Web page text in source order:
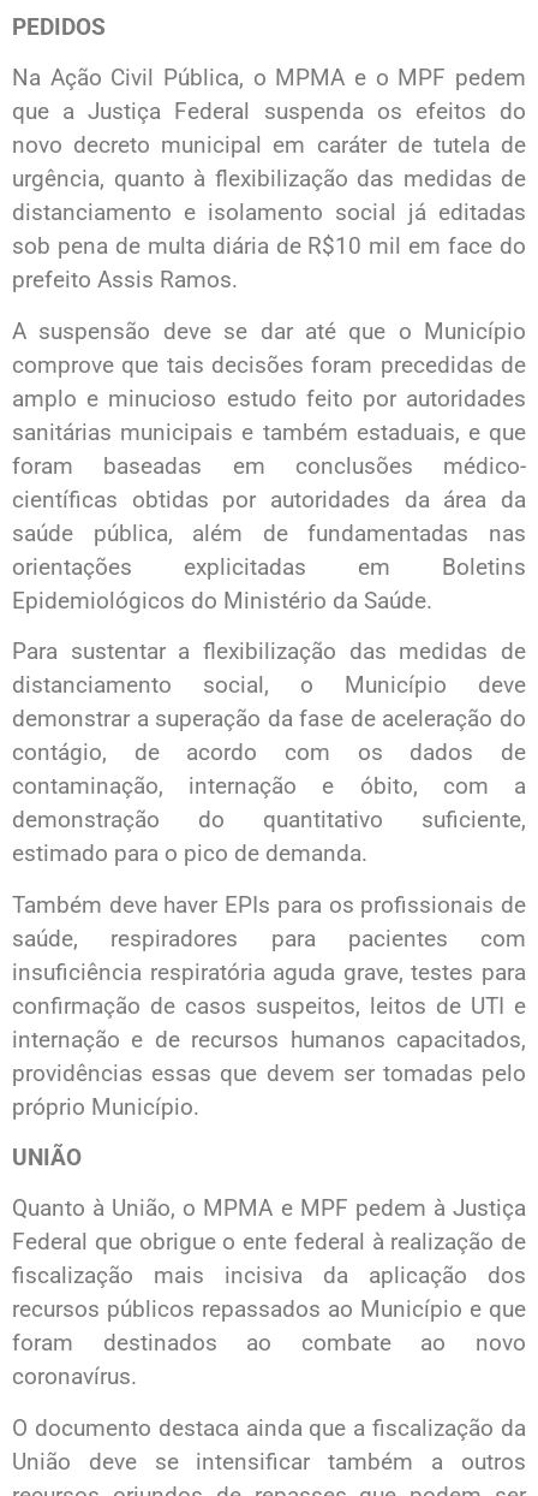
PEDIDOS
Na Ação Civil Pública, o MPMA e o MPF pedem
que a Justiça Federal suspenda os efeitos do
novo decreto municipal em caráter de tutela de
urgência, quanto à flexibilização das medidas de
distanciamento e isolamento social já editadas
sob pena de multa diária de R$10 mil em face do
prefeito Assis Ramos.
A suspensão deve se dar até que o Município
comprove que tais decisões foram precedidas de
amplo e minucioso estudo feito por autoridades
sanitárias municipais e também estaduais, e que
foram baseadas em conclusões médico-
científicas obtidas por autoridades da área da
saúde pública, além de fundamentadas nas
orientações explicitadas em Boletins
Epidemiológicos do Ministério da Saúde.
Para sustentar a flexibilização das medidas de
distanciamento social, o Município deve
demonstrar a superação da fase de aceleração do
contágio, de acordo com os dados de
contaminação, internação e óbito, com a
demonstração do quantitativo suficiente,
estimado para o pico de demanda.
Também deve haver EPIs para os profissionais de
saúde, respiradores para pacientes com
insuficiência respiratória aguda grave, testes para
confirmação de casos suspeitos, leitos de UTI e
internação e de recursos humanos capacitados,
providências essas que devem ser tomadas pelo
próprio Município.
UNIÃO
Quanto à União, o MPMA e MPF pedem à Justiça
Federal que obrigue o ente federal à realização de
fiscalização mais incisiva da aplicação dos
recursos públicos repassados ao Município e que
foram destinados ao combate ao novo
coronavírus.
O documento destaca ainda que a fiscalização da
União deve se intensificar também a outros